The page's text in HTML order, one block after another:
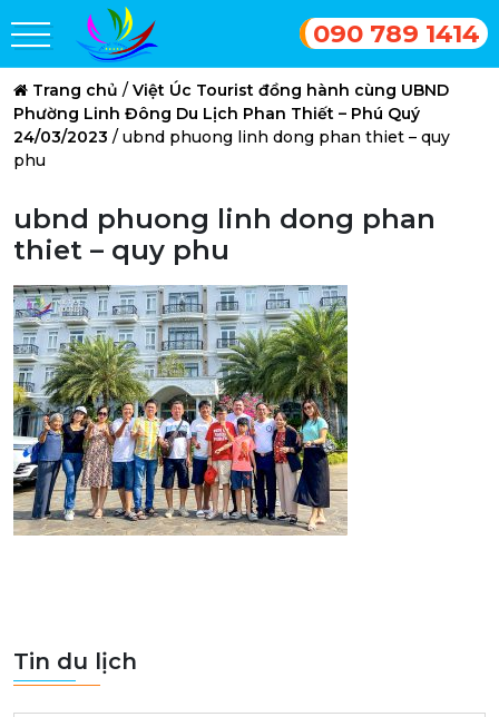
090 789 1414
Trang chủ / Việt Úc Tourist đồng hành cùng UBND
Phường Linh Đông Du Lịch Phan Thiết – Phú Quý
24/03/2023 / ubnd phuong linh dong phan thiet – quy
phu
ubnd phuong linh dong phan
thiet – quy phu
Tin du lịch